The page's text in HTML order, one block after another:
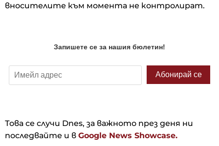
вносителите към момента не контролират.
Това се случи Dnes, за важното през деня ни
последвайте и в Google News Showcase.